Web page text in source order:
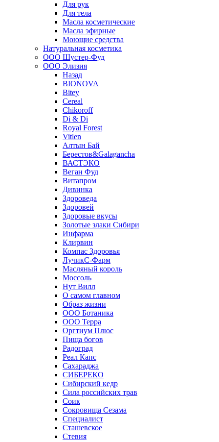
Для рук
Для тела
Масла косметические
Масла эфирные
Моющие средства
Натуральная косметика
ООО Шустер-Фуд
ООО Элизия
Назад
BIONOVA
Bitey
Cereal
Chikoroff
Di & Di
Royal Forest
Vitlen
Алтын Бай
Берестов&Galagancha
ВАСТЭКО
Веган Фуд
Витапром
Дивинка
Здороведа
Здоровей
Здоровые вкусы
Золотые злаки Сибири
Инфарма
Клирвин
Компас Здоровья
ЛучикС-Фарм
Масляный король
Моссоль
Нут Вилл
О самом главном
Образ жизни
ООО Ботаника
ООО Терра
Оргтиум Плюс
Пища богов
Радоград
Реал Капс
Сахараджа
СИБЕРЕКО
Сибирский кедр
Сила российских трав
Соик
Сокровища Сезама
Специалист
Сташевское
Стевия